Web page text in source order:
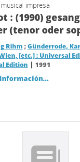
impresa
: (1990)
(tenor oder
Rihm;Günderrode,
[etc.] : Universal
Edition | 1991